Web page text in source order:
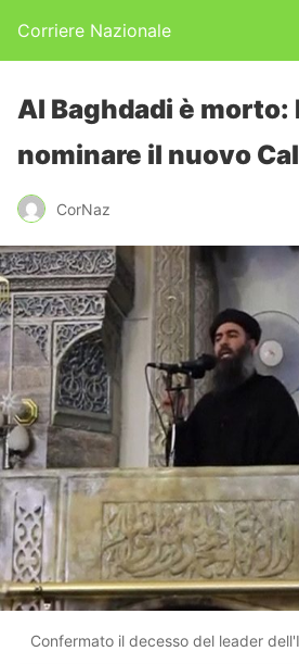
Corriere Nazionale
Al Baghdadi è morto:
nominare il nuovo
CorNaz
Confermato il decesso del leader